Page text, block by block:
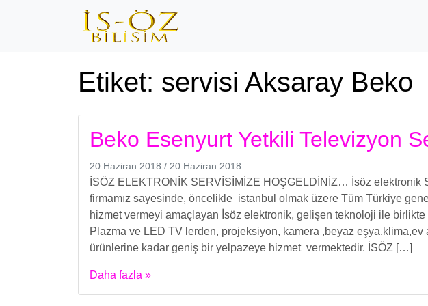
Etiket: servisi Aksaray Beko
Beko Esenyurt Yetkili Televizyon
20 Haziran 2018 / 20 Haziran 2018
İSÖZ ELEKTRONİK SERVİSİMİZE HOŞGELDİNİZ… İsöz elektronik
firmamız sayesinde, öncelikle istanbul olmak üzere Tüm Türkiye
hizmet vermeyi amaçlayan İsöz elektronik, gelişen teknoloji ile birlikte
Plazma ve LED TV lerden, projeksiyon, kamera ,beyaz eşya,klima,ev
ürünlerine kadar geniş bir yelpazeye hizmet vermektedir. İSÖZ […]
Daha fazla »